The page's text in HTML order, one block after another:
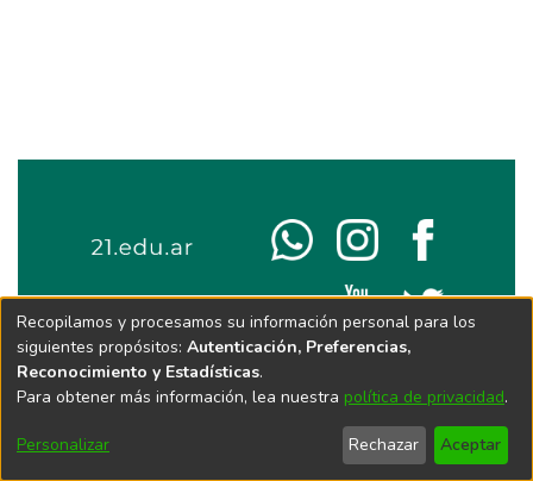
Recopilamos y procesamos su información personal para los
siguientes propósitos: Autenticación, Preferencias,
Reconocimiento y Estadísticas.
Para obtener más información, lea nuestra política de privacidad.
Personalizar Rechazar Aceptar